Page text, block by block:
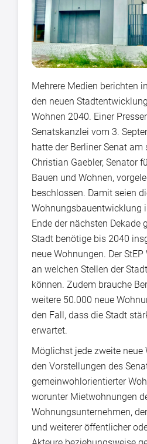
Mehrere Medien berichten
den neuen
Wohnen 2040. Einer
Senatskanzlei vom 3.
hatte der Berliner Senat am
Christian Gaebler, Senator
Bauen und Wohnen,
beschlossen. Damit seien
Wohnungsbauentwicklung
Ende der nächsten Dekade
Stadt benötige bis 2040
neue Wohnungen. Der
an welchen Stellen der
können. Zudem brauche
weitere 50.000 neue
den Fall, dass die Stadt
erwartet.
Möglichst jede zweite neue
den Vorstellungen des
gemeinwohlorientierter
worunter Mietwohnungen
Wohnungsunternehmen,
und weiterer öffentlicher